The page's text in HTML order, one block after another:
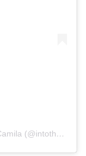
Una publicación compartida de Ady loves Camila (@intotheloving)